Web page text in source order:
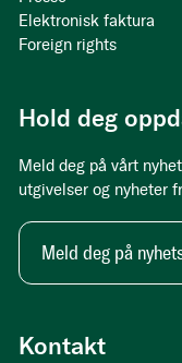
Kontakt
Elektronisk faktura
Foreign rights
Hold deg
Meld deg på vårt
utgivelser og nyheter
Meld deg på